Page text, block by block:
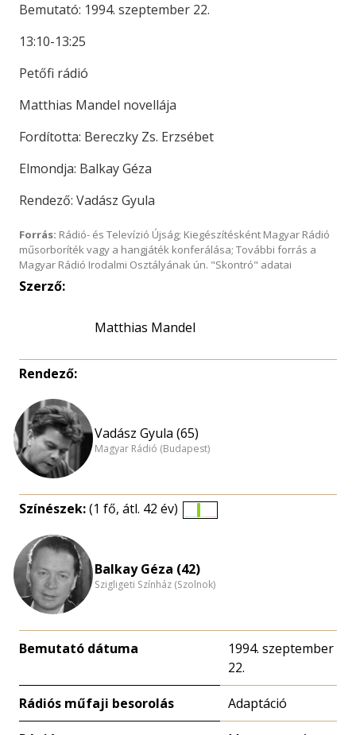
Bemutató: 1994. szeptember 22.
13:10-13:25
Petőfi rádió
Matthias Mandel novellája
Fordította: Bereczky Zs. Erzsébet
Elmondja: Balkay Géza
Rendező: Vadász Gyula
Forrás: Rádió- és Televízió Újság; Kiegészítésként Magyar Rádió
műsorboríték vagy a hangjáték konferálása; További forrás a
Magyar Rádió Irodalmi Osztályának ún. "Skontró" adatai
Szerző:
Matthias Mandel
Rendező:
Vadász Gyula (65)
Magyar Rádió (Budapest)
Színészek:(1 fő, átl. 42 év)
nagyítása
Balkay Géza (42)
Szigligeti Színház (Szolnok)
Bemutató dátuma
1994. szeptember
22.
Rádiós műfaji besorolás Adaptáció